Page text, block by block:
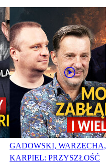
GADOWSKI, WARZECHA,
KARPIEL: PRZYSZŁOŚĆ